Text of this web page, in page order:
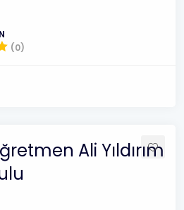
(0)
Ali Yıldırım